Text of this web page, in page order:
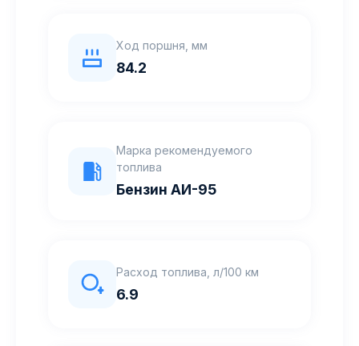
Ход поршня, мм
84.2
Марка рекомендуемого
топлива
Бензин АИ-95
Расход топлива, л/100 км
6.9